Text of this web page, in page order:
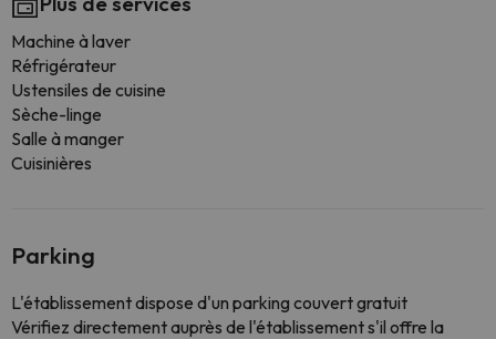
Machine à laver
Réfrigérateur
Ustensiles de cuisine
Sèche-linge
Salle à manger
Cuisinières
Parking
L'établissement dispose d'un parking couvert gratuit
Vérifiez directement auprès de l'établissement s'il offre la